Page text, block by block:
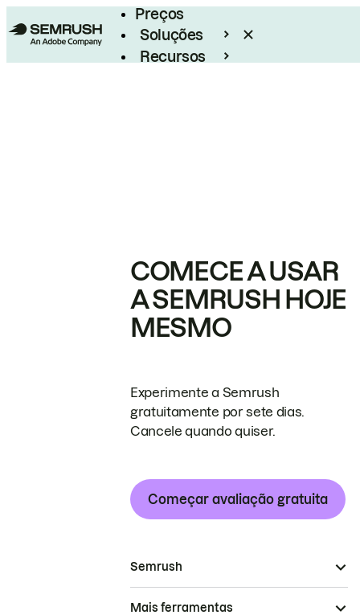
Preços
Soluções
Recursos
COMECE A USAR
A SEMRUSH HOJE
MESMO
Experimente a Semrush
gratuitamente por sete dias.
Cancele quando quiser.
Começar avaliação gratuita
Semrush
Mais ferramentas